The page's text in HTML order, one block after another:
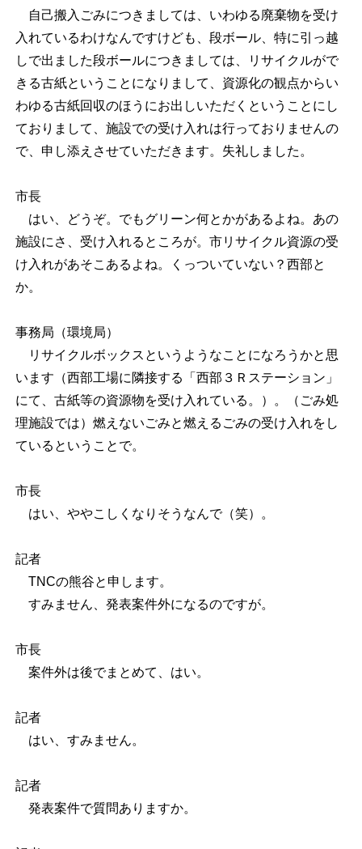
自己搬入ごみにつきましては、いわゆる廃棄物を受け
入れているわけなんですけども、段ボール、特に引っ越
しで出ました段ボールにつきましては、リサイクルがで
きる古紙ということになりまして、資源化の観点からい
わゆる古紙回収のほうにお出しいただくということにし
ておりまして、施設での受け入れは行っておりませんの
で、申し添えさせていただきます。失礼しました。
市長
はい、どうぞ。でもグリーン何とかがあるよね。あの
施設にさ、受け入れるところが。市リサイクル資源の受
け入れがあそこあるよね。くっついていない？西部と
か。
事務局（環境局）
リサイクルボックスというようなことになろうかと思
います（西部工場に隣接する「西部３Ｒステーション」
にて、古紙等の資源物を受け入れている。）。（ごみ処
理施設では）燃えないごみと燃えるごみの受け入れをし
ているということで。
市長
はい、ややこしくなりそうなんで（笑）。
記者
TNCの熊谷と申します。
すみません、発表案件外になるのですが。
市長
案件外は後でまとめて、はい。
記者
はい、すみません。
記者
発表案件で質問ありますか。